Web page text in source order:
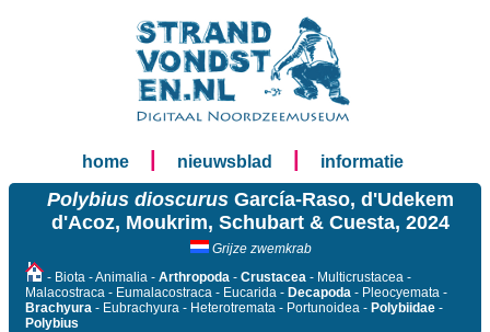
home nieuwsblad informatie
Polybius dioscurus García-Raso, d'Udekem
d'Acoz, Moukrim, Schubart & Cuesta, 2024
Grijze zwemkrab
- Biota - Animalia - Arthropoda - Crustacea - Multicrustacea -
Malacostraca - Eumalacostraca - Eucarida - Decapoda - Pleocyemata -
Brachyura - Eubrachyura - Heterotremata - Portunoidea - Polybiidae -
Polybius